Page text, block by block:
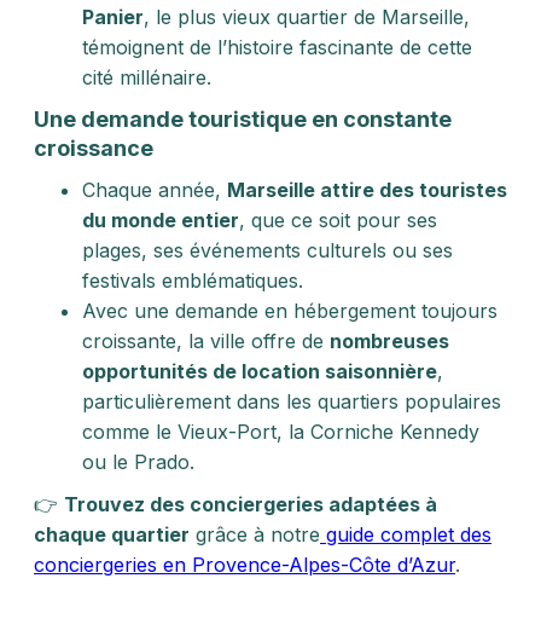
Panier, le plus vieux quartier de Marseille,
témoignent de l’histoire fascinante de cette
cité millénaire.
Une demande touristique en constante
croissance
Chaque année, Marseille attire des touristes
du monde entier, que ce soit pour ses
plages, ses événements culturels ou ses
festivals emblématiques.
Avec une demande en hébergement toujours
croissante, la ville offre de nombreuses
opportunités de location saisonnière,
particulièrement dans les quartiers populaires
comme le Vieux-Port, la Corniche Kennedy
ou le Prado.
👉 Trouvez des conciergeries adaptées à
chaque quartier grâce à notre guide complet des
conciergeries en Provence-Alpes-Côte d’Azur.